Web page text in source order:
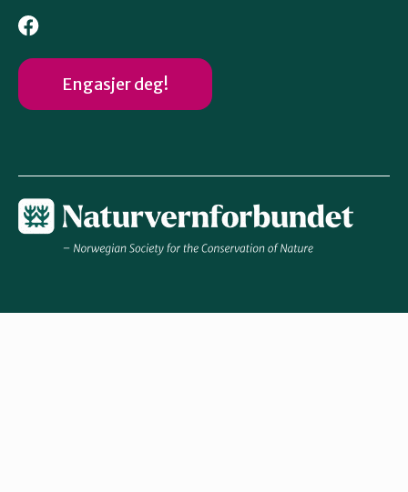
Engasjer deg!